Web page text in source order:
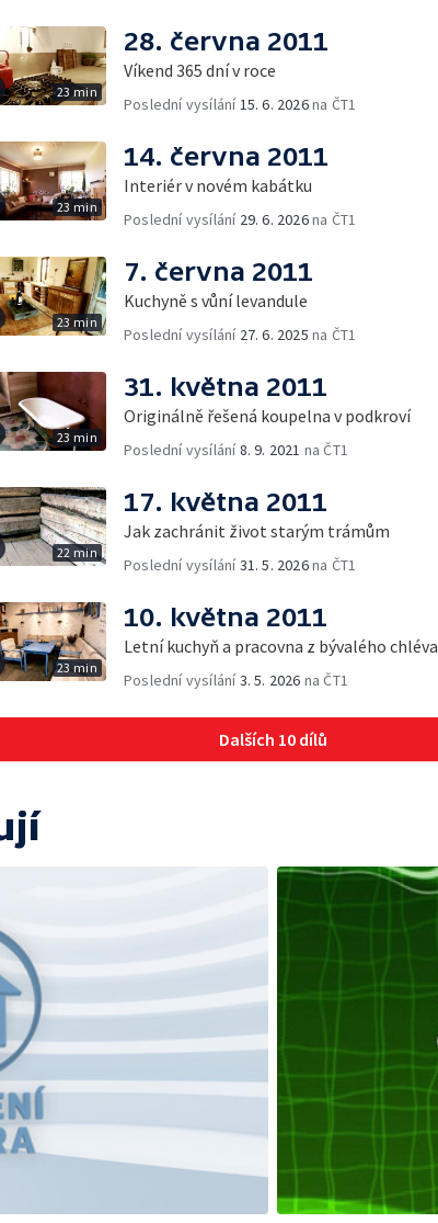
23 min
28. června 2011
Víkend 365 dní v roce
Poslední vysílání 15. 6. 2026na ČT1
23 min
14. června 2011
Interiér v novém kabátku
Poslední vysílání 29. 6. 2026na ČT1
23 min
7. června 2011
Kuchyně s vůní levandule
Poslední vysílání 27. 6. 2025 na ČT1
23 min
31. května 2011
Originálně řešená koupelna v podkroví
Poslední vysílání8. 9. 2021 na ČT1
22 min
17. května 2011
Jak zachránit život starým trámům
Poslední vysílání31. 5. 2026na ČT1
23 min
10. května 2011
Letní kuchyň a pracovna z bývalého chléva
Poslední vysílání3. 5. 2026 na ČT1
Dalších 10 dílů